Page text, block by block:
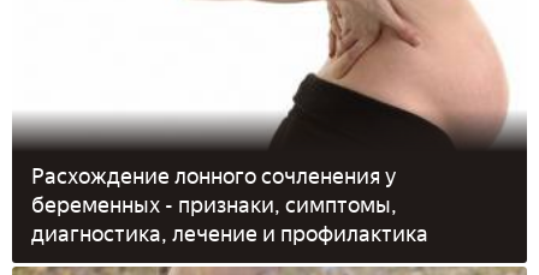
Расхождение лонного сочленения у
беременных - признаки, симптомы,
диагностика, лечение и профилактика